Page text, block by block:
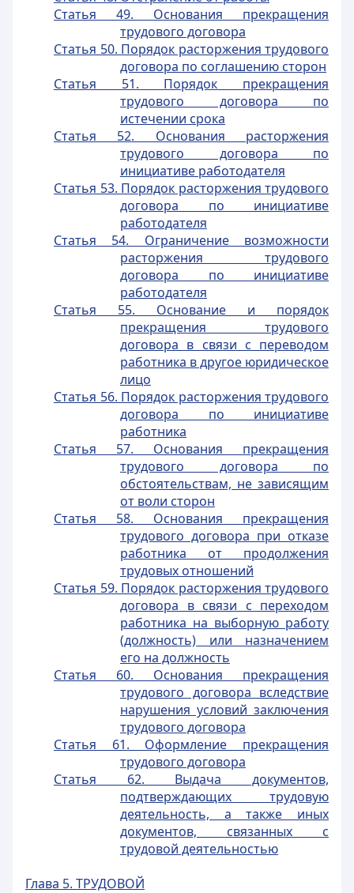
Статья 49. Основания прекращения
трудового договора
Статья 50. Порядок расторжения трудового
договора по соглашению сторон
Статья 51. Порядок прекращения
трудового договора по
истечении срока
Статья 52. Основания расторжения
трудового договора по
инициативе работодателя
Статья 53. Порядок расторжения трудового
договора по инициативе
работодателя
Статья 54. Ограничение возможности
расторжения трудового
договора по инициативе
работодателя
Статья 55. Основание и порядок
прекращения трудового
договора в связи с переводом
работника в другое юридическое
лицо
Статья 56. Порядок расторжения трудового
договора по инициативе
работника
Статья 57. Основания прекращения
трудового договора по
обстоятельствам, не зависящим
от воли сторон
Статья 58. Основания прекращения
трудового договора при отказе
работника от продолжения
трудовых отношений
Статья 59. Порядок расторжения трудового
договора в связи с переходом
работника на выборную работу
(должность) или назначением
его на должность
Статья 60. Основания прекращения
трудового договора вследствие
нарушения условий заключения
трудового договора
Статья 61. Оформление прекращения
трудового договора
Статья 62. Выдача документов,
подтверждающих трудовую
деятельность, а также иных
документов, связанных c
трудовой деятельностью
Глава 5. ТРУДОВОЙ